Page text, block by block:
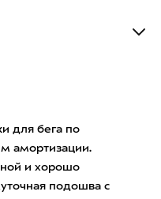
для бега по
амортизации.
и хорошо
подошва с